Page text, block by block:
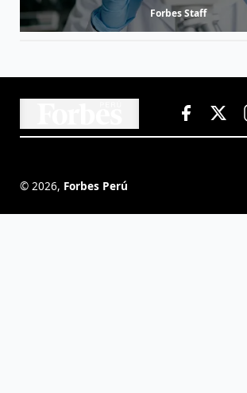
Forbes Staff
© 2026, Forbes Perú